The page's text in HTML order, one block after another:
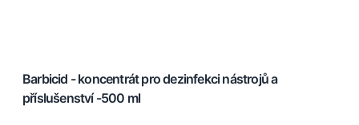
Barbicid - koncentrát pro dezinfekci nástrojů a
příslušenství -500 ml